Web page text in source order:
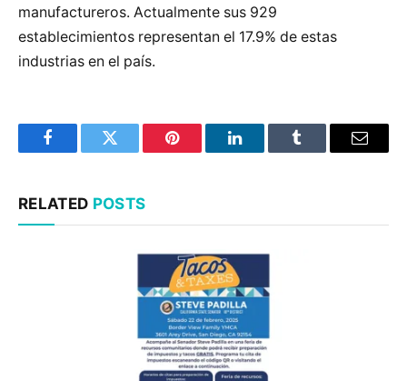
manufactureros. Actualmente sus 929
establecimientos representan el 17.9% de estas
industrias en el país.
FacebookTwitter Pinterest LinkedInTumblr Email
RELATED POSTS